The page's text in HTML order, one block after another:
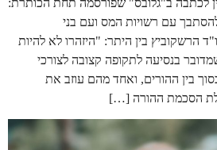
עם רשויות המס ועם בני
בין היתר: "היזהרו לא להיות
בנסיעה לתקופה קצובה לצורכי
בין ההורים, ואחד מהם עוזב את
הסכמת ההורה […]